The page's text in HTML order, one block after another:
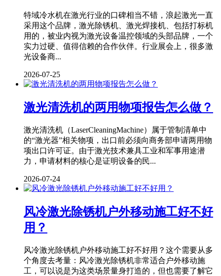
特域冷水机在激光行业的口碑相当不错，浪起激光一直
采用这个品牌，激光除锈机、激光焊接机、包括打标机
用的，被业内视为激光设备温控领域的头部品牌，一个
实力过硬、值得信赖的合作伙伴。行业展会上，很多激
光设备商...
2026-07-25
激光清洗机的两用物项报告怎么做？
激光清洗机（LaserCleaningMachine）属于管制清单中
的“激光器”相关物项，出口前必须向商务部申请两用物
项出口许可证。由于激光技术兼具工业和军事用途潜
力，申请材料的核心是证明设备的民...
2026-07-24
风冷激光除锈机户外移动施工好不好
用？
风冷激光除锈机户外移动施工好不好用？这个需要从多
个角度去考量：风冷激光除锈机非常适合户外移动施
工，可以说是为这类场景量身打造的，但也需要了解它